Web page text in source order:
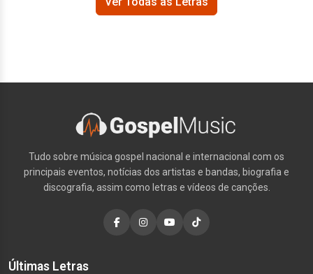
Tudo sobre música gospel nacional e internacional com os
principais eventos, notícias dos artistas e bandas, biografia e
discografia, assim como letras e vídeos de canções.
Últimas Letras